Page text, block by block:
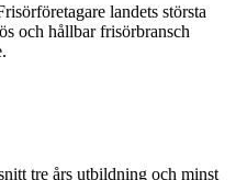
landets största
och hållbar frisörbransch
tre års utbildning och minst